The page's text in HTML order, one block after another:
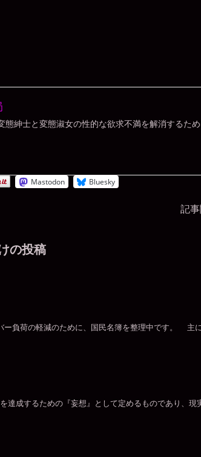
態紳士と変態淑女の性的な欲求不満を解消するため
Mastodon Bluesky
記事
の投稿
負荷の軽減のために、国民名簿を整理中です。 主
成するための『妄想』として定めるものであり、